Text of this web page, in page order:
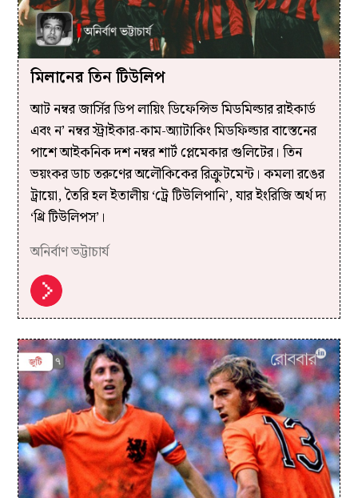
মিলানের তিন টিউলিপ
আট নম্বর জার্সির ডিপ লায়িং ডিফেন্সিভ মিডমিল্ডার রাইকার্ড
এবং ন’ নম্বর স্ট্রাইকার-কাম-অ্যাটাকিং মিডফিল্ডার বাস্তেনের
পাশে আইকনিক দশ নম্বর শার্ট প্লেমেকার গুলিটের। তিন
ভয়ংকর ডাচ তরুণের অলৌকিকের রিক্রুটমেন্ট। কমলা রঙের
ট্রায়ো, তৈরি হল ইতালীয় ‘ট্রে টিউলিপানি’, যার ইংরিজি অর্থ দ্য
‘থ্রি টিউলিপস’।
অনির্বাণ ভট্টাচার্য